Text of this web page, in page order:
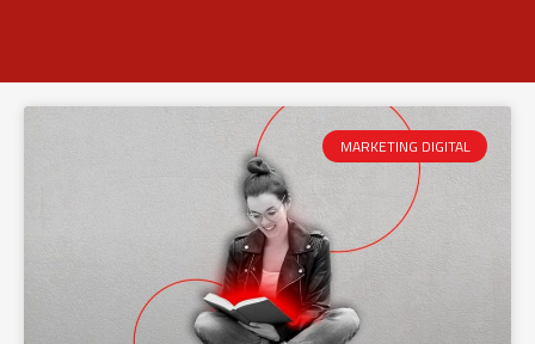
MARKETING DIGITAL